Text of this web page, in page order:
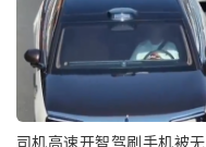
司机高速开智驾刷手机被